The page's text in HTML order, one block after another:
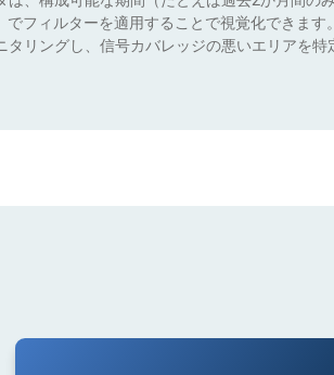
でフィルターを適用することで視覚化できます
リングし、信号カバレッジの悪いエリアを特